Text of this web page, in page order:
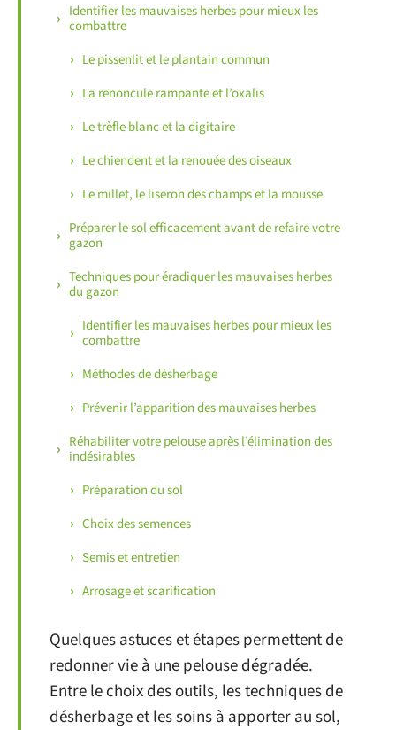
Identifier les mauvaises herbes pour mieux les
combattre
Le pissenlit et le plantain commun
La renoncule rampante et l’oxalis
Le trèfle blanc et la digitaire
Le chiendent et la renouée des oiseaux
Le millet, le liseron des champs et la mousse
Préparer le sol efficacement avant de refaire votre
gazon
Techniques pour éradiquer les mauvaises herbes
du gazon
Identifier les mauvaises herbes pour mieux les
combattre
Méthodes de désherbage
Prévenir l’apparition des mauvaises herbes
Réhabiliter votre pelouse après l’élimination des
indésirables
Préparation du sol
Choix des semences
Semis et entretien
Arrosage et scarification
Quelques astuces et étapes permettent de
redonner vie à une pelouse dégradée.
Entre le choix des outils, les techniques de
désherbage et les soins à apporter au sol,